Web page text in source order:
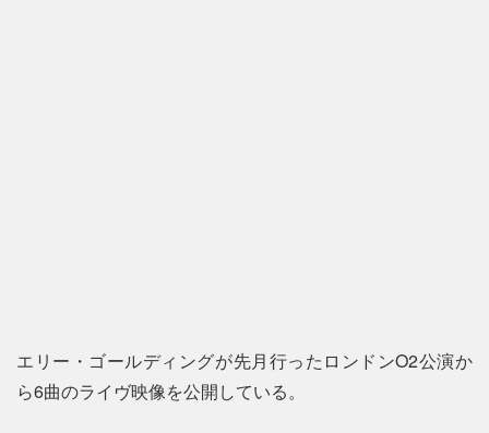
エリー・ゴールディングが先月行ったロンドンO2公演か
ら6曲のライヴ映像を公開している。